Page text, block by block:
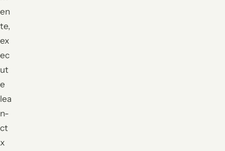
en
te,
ex
ec
ut
e
lea
n-
ct
x